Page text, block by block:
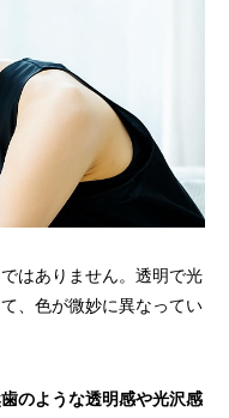
はありません。透明で光
、色が微妙に異なってい
のような透明感や光沢感